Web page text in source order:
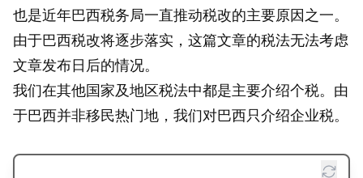
也是近年巴西税务局一直推动税改的主要原因之一。
由于巴西税改将逐步落实，这篇文章的税法无法考虑
文章发布日后的情况。
我们在其他国家及地区税法中都是主要介绍个税。由
于巴西并非移民热门地，我们对巴西只介绍企业税。